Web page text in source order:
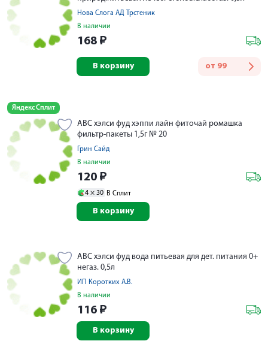
Нова Слога AД Трстеник
В наличии
168 ₽
от 99
В корзину
Яндекс Сплит
АВС хэлси фуд хэппи лайн фиточай ромашка
фильтр-пакеты 1,5г № 20
Грин Сайд
В наличии
120 ₽
4 × 30 В Сплит
В корзину
АВС хэлси фуд вода питьевая для дет. питания 0+
негаз. 0,5л
ИП Коротких А.В.
В наличии
116 ₽
В корзину